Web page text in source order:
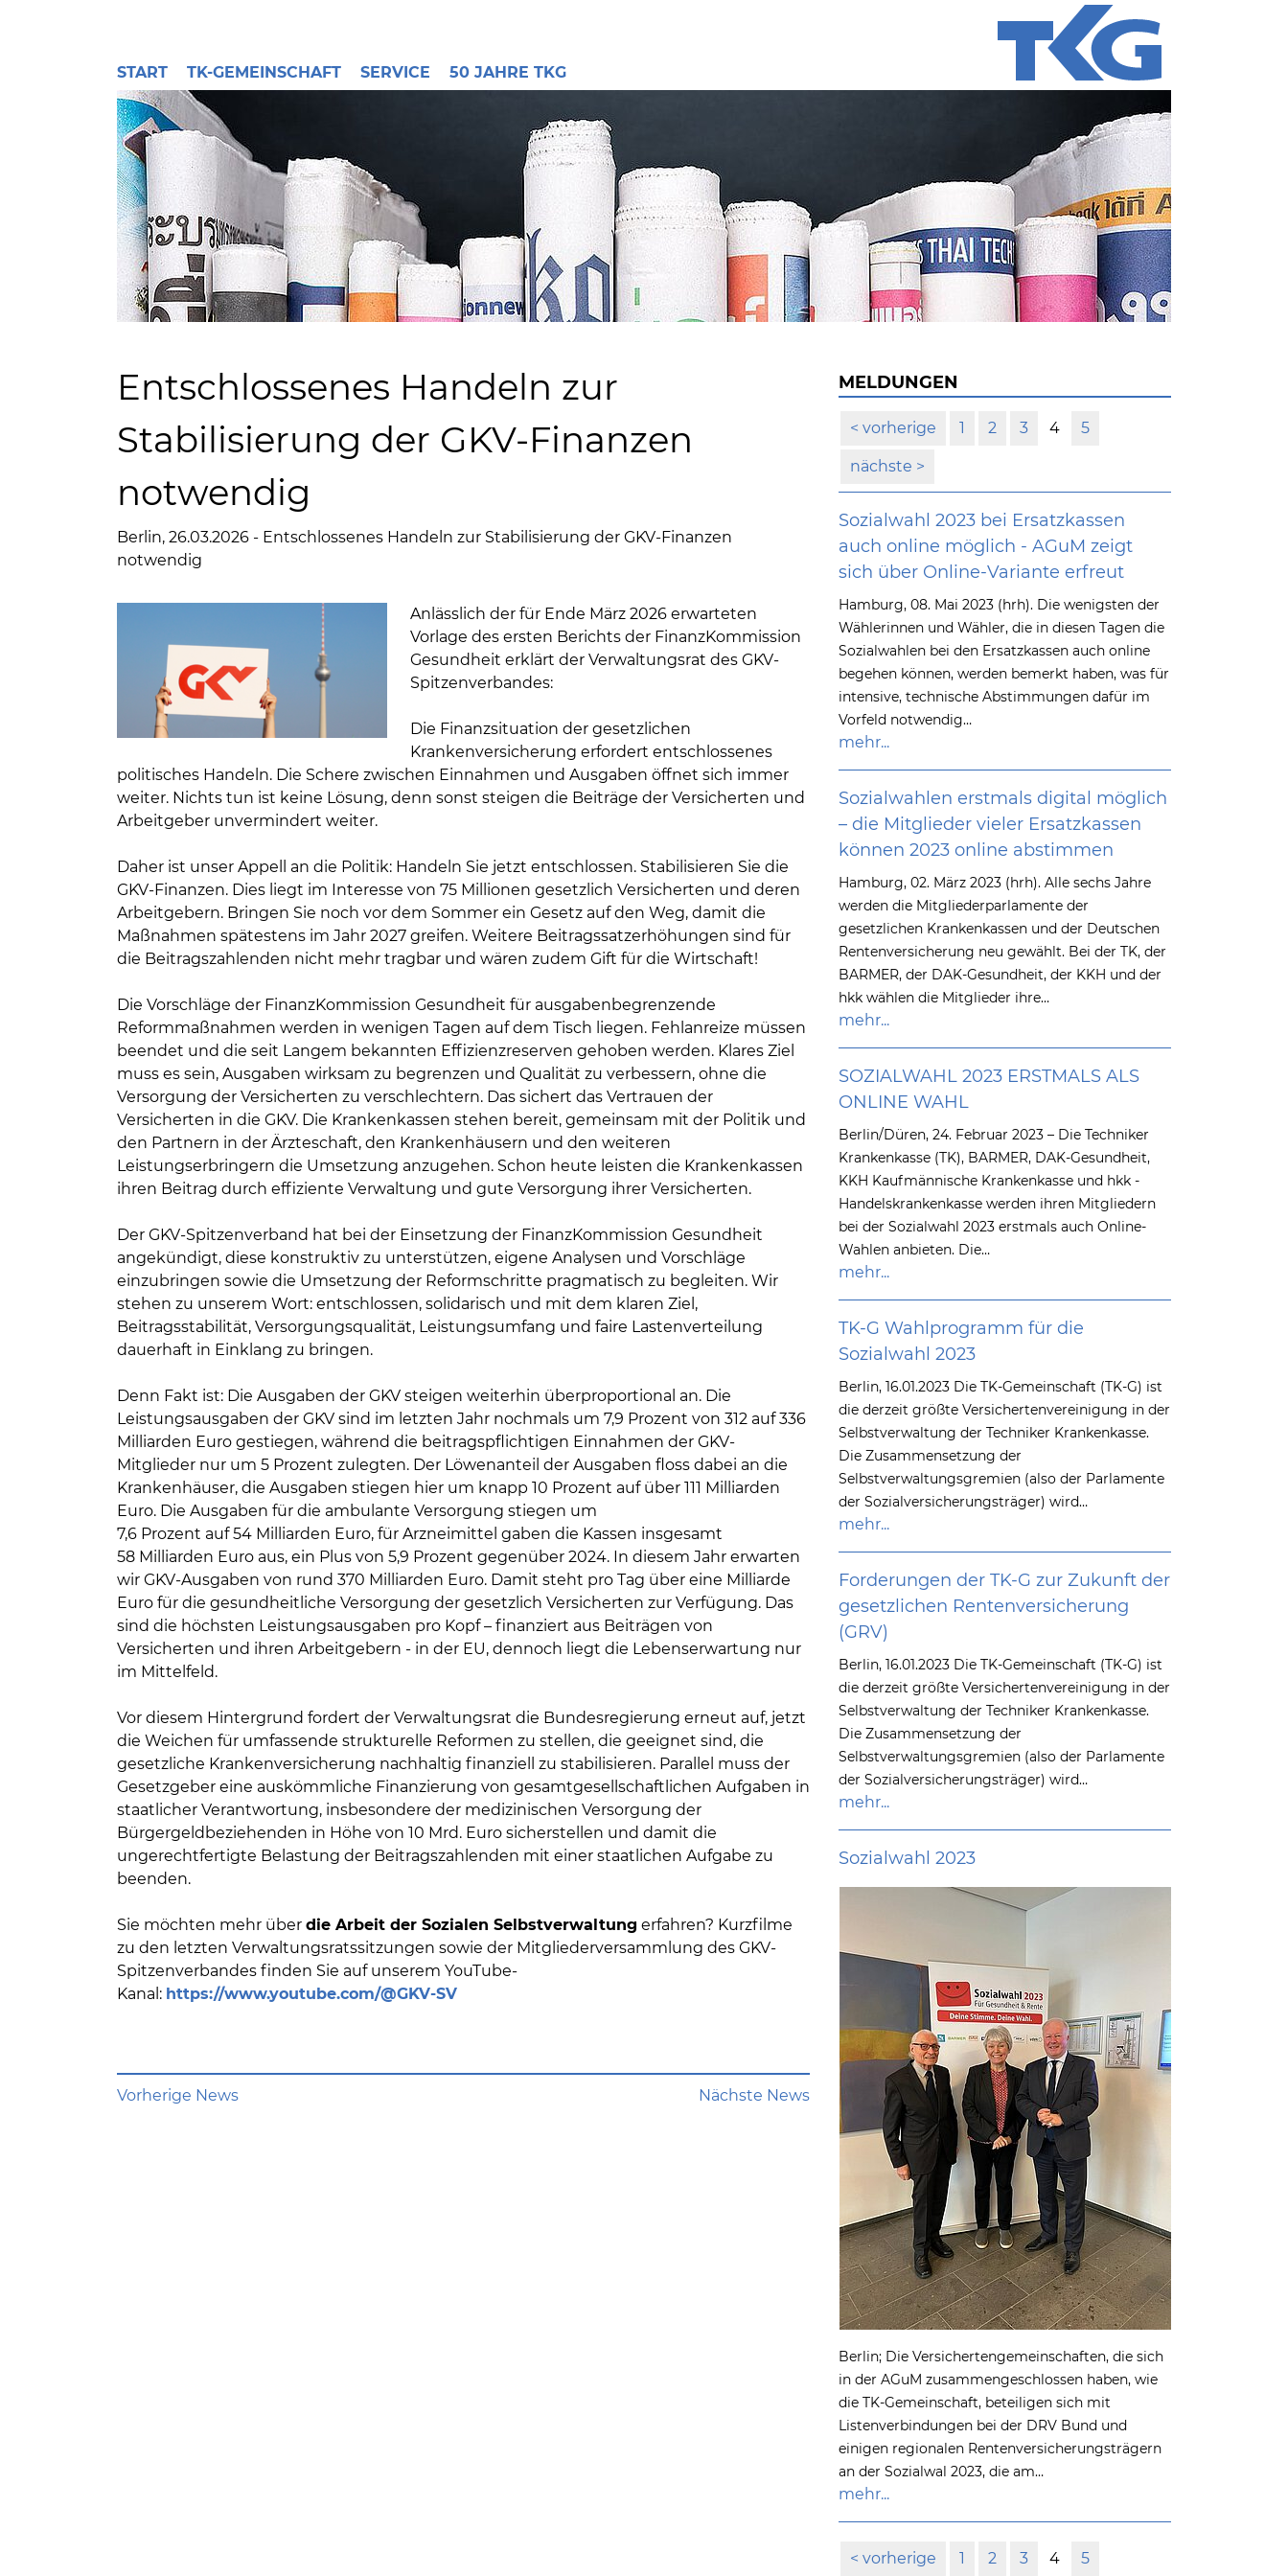
START TK-GEMEINSCHAFT SERVICE 50 JAHRE TKG
Entschlossenes Handeln zur
Stabilisierung der GKV-Finanzen
notwendig
Berlin, 26.03.2026 - Entschlossenes Handeln zur Stabilisierung der GKV-Finanzen
notwendig
Anlässlich der für Ende März 2026 erwarteten
Vorlage des ersten Berichts der FinanzKommission
Gesundheit erklärt der Verwaltungsrat des GKV-
Spitzenverbandes:
Die Finanzsituation der gesetzlichen
Krankenversicherung erfordert entschlossenes
politisches Handeln. Die Schere zwischen Einnahmen und Ausgaben öffnet sich immer
weiter. Nichts tun ist keine Lösung, denn sonst steigen die Beiträge der Versicherten und
Arbeitgeber unvermindert weiter.
Daher ist unser Appell an die Politik: Handeln Sie jetzt entschlossen. Stabilisieren Sie die
GKV-Finanzen. Dies liegt im Interesse von 75 Millionen gesetzlich Versicherten und deren
Arbeitgebern. Bringen Sie noch vor dem Sommer ein Gesetz auf den Weg, damit die
Maßnahmen spätestens im Jahr 2027 greifen. Weitere Beitragssatzerhöhungen sind für
die Beitragszahlenden nicht mehr tragbar und wären zudem Gift für die Wirtschaft!
Die Vorschläge der FinanzKommission Gesundheit für ausgabenbegrenzende
Reformmaßnahmen werden in wenigen Tagen auf dem Tisch liegen. Fehlanreize müssen
beendet und die seit Langem bekannten Effizienzreserven gehoben werden. Klares Ziel
muss es sein, Ausgaben wirksam zu begrenzen und Qualität zu verbessern, ohne die
Versorgung der Versicherten zu verschlechtern. Das sichert das Vertrauen der
Versicherten in die GKV. Die Krankenkassen stehen bereit, gemeinsam mit der Politik und
den Partnern in der Ärzteschaft, den Krankenhäusern und den weiteren
Leistungserbringern die Umsetzung anzugehen. Schon heute leisten die Krankenkassen
ihren Beitrag durch effiziente Verwaltung und gute Versorgung ihrer Versicherten.
Der GKV-Spitzenverband hat bei der Einsetzung der FinanzKommission Gesundheit
angekündigt, diese konstruktiv zu unterstützen, eigene Analysen und Vorschläge
einzubringen sowie die Umsetzung der Reformschritte pragmatisch zu begleiten. Wir
stehen zu unserem Wort: entschlossen, solidarisch und mit dem klaren Ziel,
Beitragsstabilität, Versorgungsqualität, Leistungsumfang und faire Lastenverteilung
dauerhaft in Einklang zu bringen.
Denn Fakt ist: Die Ausgaben der GKV steigen weiterhin überproportional an. Die
Leistungsausgaben der GKV sind im letzten Jahr nochmals um 7,9 Prozent von 312 auf 336
Milliarden Euro gestiegen, während die beitragspflichtigen Einnahmen der GKV-
Mitglieder nur um 5 Prozent zulegten. Der Löwenanteil der Ausgaben floss dabei an die
Krankenhäuser, die Ausgaben stiegen hier um knapp 10 Prozent auf über 111 Milliarden
Euro. Die Ausgaben für die ambulante Versorgung stiegen um
7,6 Prozent auf 54 Milliarden Euro, für Arzneimittel gaben die Kassen insgesamt
58 Milliarden Euro aus, ein Plus von 5,9 Prozent gegenüber 2024. In diesem Jahr erwarten
wir GKV-Ausgaben von rund 370 Milliarden Euro. Damit steht pro Tag über eine Milliarde
Euro für die gesundheitliche Versorgung der gesetzlich Versicherten zur Verfügung. Das
sind die höchsten Leistungsausgaben pro Kopf – finanziert aus Beiträgen von
Versicherten und ihren Arbeitgebern - in der EU, dennoch liegt die Lebenserwartung nur
im Mittelfeld.
Vor diesem Hintergrund fordert der Verwaltungsrat die Bundesregierung erneut auf, jetzt
die Weichen für umfassende strukturelle Reformen zu stellen, die geeignet sind, die
gesetzliche Krankenversicherung nachhaltig finanziell zu stabilisieren. Parallel muss der
Gesetzgeber eine auskömmliche Finanzierung von gesamtgesellschaftlichen Aufgaben in
staatlicher Verantwortung, insbesondere der medizinischen Versorgung der
Bürgergeldbeziehenden in Höhe von 10 Mrd. Euro sicherstellen und damit die
ungerechtfertigte Belastung der Beitragszahlenden mit einer staatlichen Aufgabe zu
beenden.
Sie möchten mehr über die Arbeit der Sozialen Selbstverwaltung erfahren? Kurzfilme
zu den letzten Verwaltungsratssitzungen sowie der Mitgliederversammlung des GKV-
Spitzenverbandes finden Sie auf unserem YouTube-
Kanal: https://www.youtube.com/@GKV-SV
Vorherige News Nächste News
MELDUNGEN
vorherige 1 2 3 4 5
nächste
Sozialwahl 2023 bei Ersatzkassen
auch online möglich - AGuM zeigt
sich über Online-Variante erfreut
Hamburg, 08. Mai 2023 (hrh). Die wenigsten der
Wählerinnen und Wähler, die in diesen Tagen die
Sozialwahlen bei den Ersatzkassen auch online
begehen können, werden bemerkt haben, was für
intensive, technische Abstimmungen dafür im
Vorfeld notwendig…
mehr...
Sozialwahlen erstmals digital möglich
– die Mitglieder vieler Ersatzkassen
können 2023 online abstimmen
Hamburg, 02. März 2023 (hrh). Alle sechs Jahre
werden die Mitgliederparlamente der
gesetzlichen Krankenkassen und der Deutschen
Rentenversicherung neu gewählt. Bei der TK, der
BARMER, der DAK-Gesundheit, der KKH und der
hkk wählen die Mitglieder ihre…
mehr...
SOZIALWAHL 2023 ERSTMALS ALS
ONLINE WAHL
Berlin/Düren, 24. Februar 2023 – Die Techniker
Krankenkasse (TK), BARMER, DAK-Gesundheit,
KKH Kaufmännische Krankenkasse und hkk -
Handelskrankenkasse werden ihren Mitgliedern
bei der Sozialwahl 2023 erstmals auch Online-
Wahlen anbieten. Die…
mehr...
TK-G Wahlprogramm für die
Sozialwahl 2023
Berlin, 16.01.2023 Die TK-Gemeinschaft (TK-G) ist
die derzeit größte Versichertenvereinigung in der
Selbstverwaltung der Techniker Krankenkasse.
Die Zusammensetzung der
Selbstverwaltungsgremien (also der Parlamente
der Sozialversicherungsträger) wird…
mehr...
Forderungen der TK-G zur Zukunft der
gesetzlichen Rentenversicherung
(GRV)
Berlin, 16.01.2023 Die TK-Gemeinschaft (TK-G) ist
die derzeit größte Versichertenvereinigung in der
Selbstverwaltung der Techniker Krankenkasse.
Die Zusammensetzung der
Selbstverwaltungsgremien (also der Parlamente
der Sozialversicherungsträger) wird…
mehr...
Sozialwahl 2023
Berlin; Die Versichertengemeinschaften, die sich
in der AGuM zusammengeschlossen haben, wie
die TK-Gemeinschaft, beteiligen sich mit
Listenverbindungen bei der DRV Bund und
einigen regionalen Rentenversicherungsträgern
an der Sozialwal 2023, die am…
mehr...
vorherige 1 2 3 4 5